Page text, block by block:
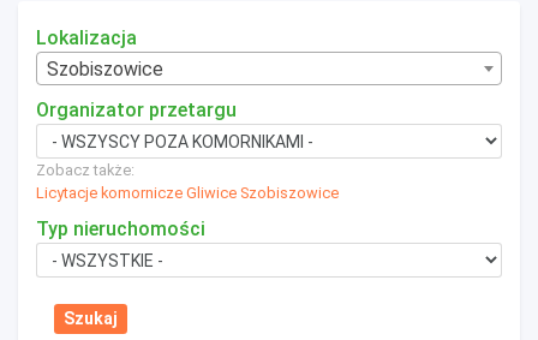
Lokalizacja
Szobiszowice
Organizator przetargu
Zobacz także:
Licytacje komornicze Gliwice Szobiszowice
Typ nieruchomości